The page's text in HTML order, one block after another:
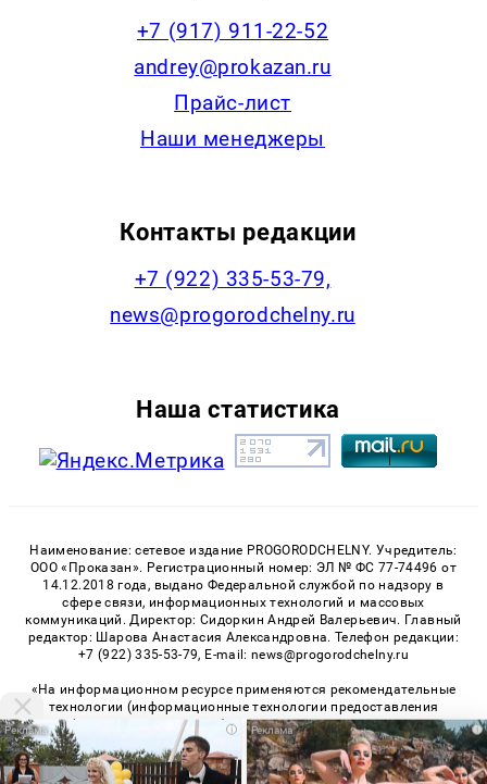
+7 (917) 911-22-52
andrey@prokazan.ru
Прайс-лист
Наши менеджеры
Контакты редакции
+7 (922) 335-53-79,
news@progorodchelny.ru
Наша статистика
Наименование: сетевое издание PROGORODCHELNY. Учредитель:
ООО «Проказан». Регистрационный номер: ЭЛ № ФС 77-74496 от
14.12.2018 года, выдано Федеральной службой по надзору в
сфере связи, информационных технологий и массовых
коммуникаций. Директор: Сидоркин Андрей Валерьевич. Главный
редактор: Шарова Анастасия Александровна. Телефон редакции:
+7 (922) 335-53-79, E-mail: news@progorodchelny.ru
«На информационном ресурсе применяются рекомендательные
технологии (информационные технологии предоставления
информации на основе сбора, систематизации и анализа
сведений, относящихся к предпочтениям пользователей сети
«Интернет», находящихся на территории Российской
Федерации)». Правила применения рекомендательных
i i